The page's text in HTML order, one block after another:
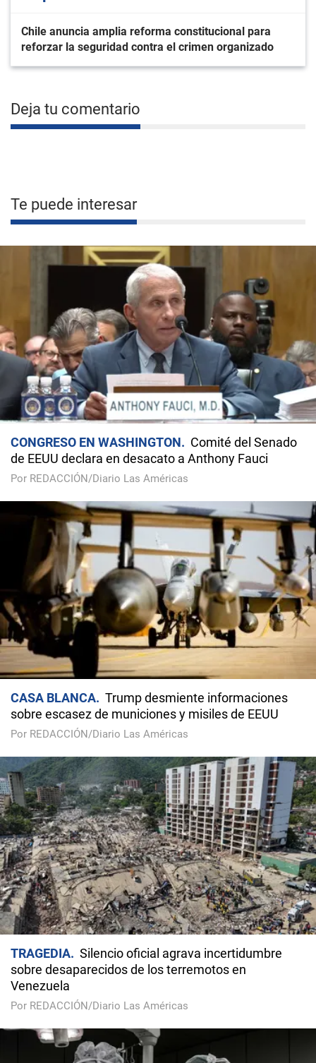
Chile anuncia amplia reforma constitucional para
reforzar la seguridad contra el crimen organizado
Deja tu comentario
Te puede interesar
CONGRESO EN WASHINGTON
Comité del Senado
de EEUU declara en desacato a Anthony Fauci
Por REDACCIÓN/Diario Las Américas
CASA BLANCA
Trump desmiente informaciones
sobre escasez de municiones y misiles de EEUU
Por REDACCIÓN/Diario Las Américas
TRAGEDIA
Silencio oficial agrava incertidumbre
sobre desaparecidos de los terremotos en
Venezuela
Por REDACCIÓN/Diario Las Américas